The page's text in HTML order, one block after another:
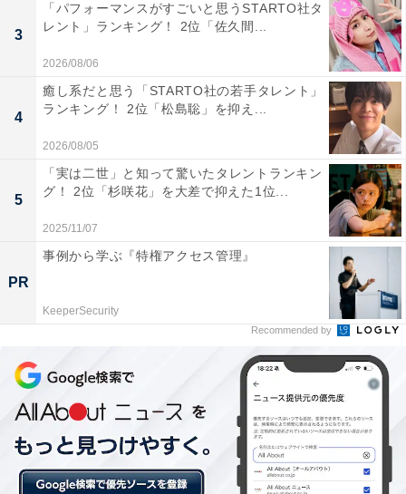
View this post on Instagram
A post shared by 『ゴールデンカムイ』公式 (@kamuy_movie)
3
「パフォーマンスがすごいと思うSTARTO社タ
レント」ランキング！ 2位「佐久間...
2026/08/06
4
癒し系だと思う「STARTO社の若手タレント」
ランキング！ 2位「松島聡」を抑え...
2026/08/05
5
「実は二世」と知って驚いたタレントランキン
グ！ 2位「杉咲花」を大差で抑えた1位...
2025/11/07
PR
事例から学ぶ『特権アクセス管理』
KeeperSecurity
Recommended by